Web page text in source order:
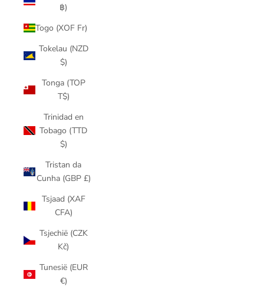
฿)
Togo (XOF Fr)
Tokelau (NZD
$)
Tonga (TOP
T$)
Trinidad en
Tobago (TTD
$)
Tristan da
Cunha (GBP £)
Tsjaad (XAF
CFA)
Tsjechië (CZK
Kč)
Tunesië (EUR
€)